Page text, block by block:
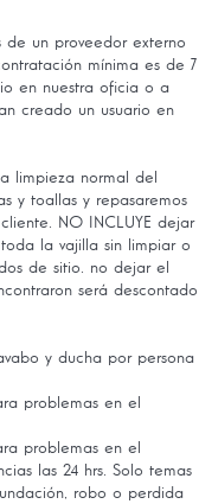
de un proveedor externo
mínima es de 7
en nuestra oficia o a
creado un usuario en
limpieza normal del
y toallas y repasaremos
NO INCLUYE dejar
la vajilla sin limpiar o
de sitio. no dejar el
será descontado
y ducha por persona
problemas en el
problemas en el
las 24 hrs. Solo temas
robo o perdida